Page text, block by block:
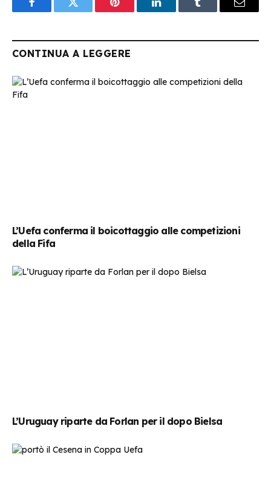
FacebookTwitter Pinterest LinkedInTumblr Email
CONTINUA A LEGGERE
L’Uefa conferma il boicottaggio alle competizioni
della Fifa
L’Uruguay riparte da Forlan per il dopo Bielsa